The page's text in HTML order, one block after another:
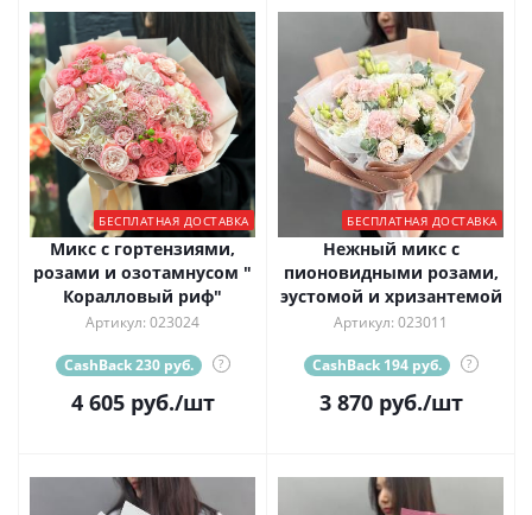
БЕСПЛАТНАЯ ДОСТАВКА
Микс с гортензиями,
розами и озотамнусом "
Коралловый риф"
Артикул: 023024
CashBack 230 руб. ?
4 605руб./шт
БЕСПЛАТНАЯ ДОСТАВКА
Нежный микс с
пионовидными розами,
эустомой и хризантемой
Артикул: 023011
CashBack 194 руб. ?
3 870руб./шт